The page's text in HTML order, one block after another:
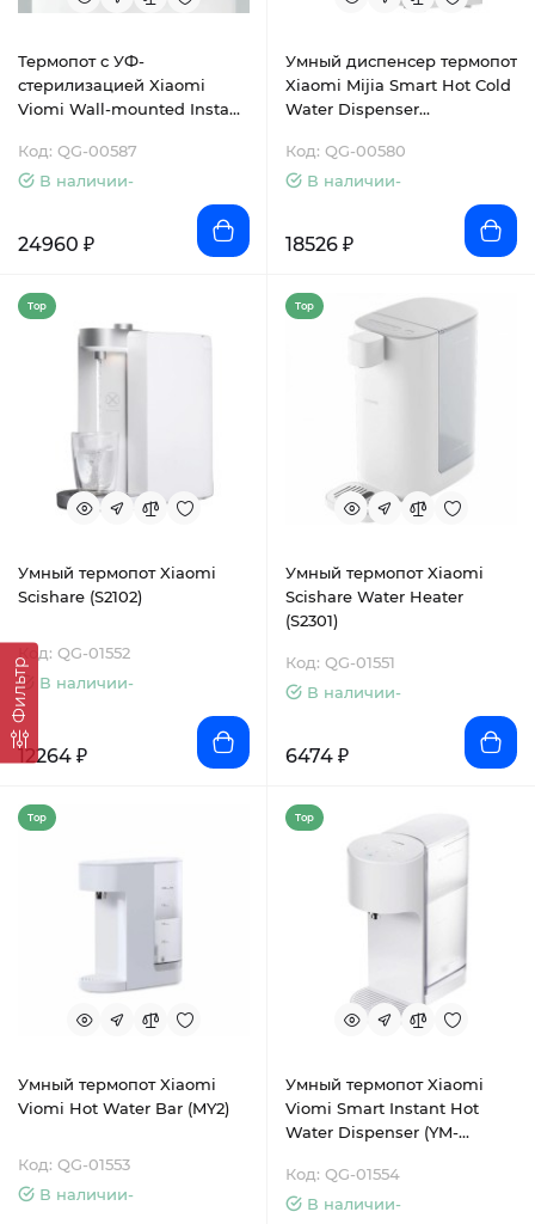
Фильтр
Термопот с УФ-
стерилизацией Xiaomi
Viomi Wall-mounted Instant
B)
Код: QG-00587
В наличии-
24960 ₽
Умный диспенсер термопот
Xiaomi Mijia Smart Hot Cold
Water Dispenser
Код: QG-00580
В наличии-
18526 ₽
Top
Умный термопот Xiaomi
Scishare (S2102)
Код: QG-01552
В наличии-
12264 ₽
Top
Умный термопот Xiaomi
Scishare Water Heater
(S2301)
Код: QG-01551
В наличии-
6474 ₽
Top
Умный термопот Xiaomi
Viomi Hot Water Bar (MY2)
Код: QG-01553
В наличии-
Top
Умный термопот Xiaomi
Viomi Smart Instant Hot
Water Dispenser (YM-
Код: QG-01554
В наличии-